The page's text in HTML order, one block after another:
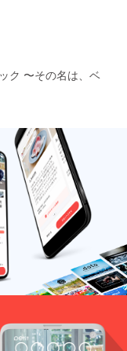
また、
プレイ
や写真
撮影環
境によ
り違っ
て見え
る場合
があり
ます。
ク 〜その名は、ベ